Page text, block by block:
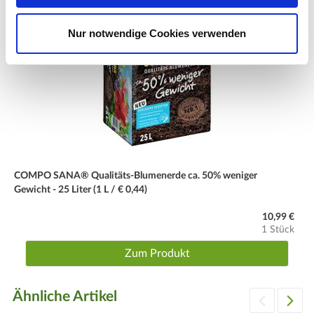
Nur notwendige Cookies verwenden
Düngegaben
einmal wöchentlich Flüssigdünger über das Gießwasser
mäßig feucht halten
Höhe: etwa 70 bis 80 cm
Blüte
rot, April bis Oktober
nach Bedarf kann die Pflanze einen Form- bzw. Rückschnitt
nicht winterhart ab ca. Ende September/Anfang Oktober
COMPO SANA® Qualitäts-Blumenerde ca. 50% weniger
Gewicht - 25 Liter (1 L / € 0,44)
10,99 €
1 Stück
Zum Produkt
Ähnliche Artikel